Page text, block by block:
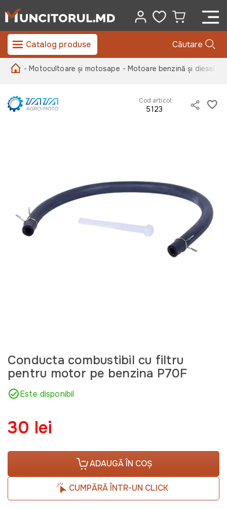
Catalog produse Căutare
- Motocultoare și motosape - Motoare benzină și diesel
Cod articol:
5123
Conducta combustibil cu filtru
pentru motor pe benzina P70F
Este disponibil
30 lei
ADAUGĂ ÎN COȘ
CUMPĂRĂ ÎNTR-UN CLICK